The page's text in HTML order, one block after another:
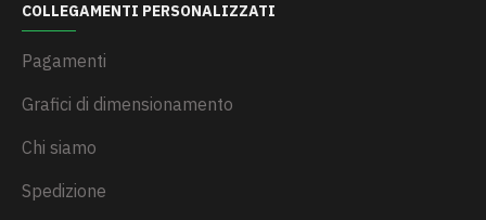
COLLEGAMENTI PERSONALIZZATI
Pagamenti
Grafici di dimensionamento
Chi siamo
Spedizione